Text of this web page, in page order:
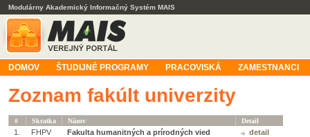
Modulárny Akademický Informačný Systém MAIS
DOMOV ŠTUDIJNÉ PROGRAMY PRACOVISKÁ ZAMESTNANCI
Zoznam fakúlt univerzity
# Skratka Názov Detail
1. FHPV Fakulta humanitných a prírodných vied
detail